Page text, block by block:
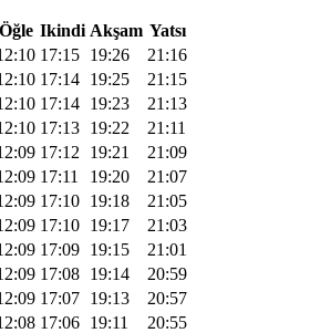
Öğle Ikindi Akşam Yatsı
17:15 19:26
21:16
17:14 19:25
21:15
17:14 19:23
21:13
17:13 19:22
21:11
17:12 19:21
21:09
17:11 19:20
21:07
17:10 19:18
21:05
17:10 19:17
21:03
17:09 19:15
21:01
17:08 19:14
20:59
17:07 19:13
20:57
17:06 19:11
20:55